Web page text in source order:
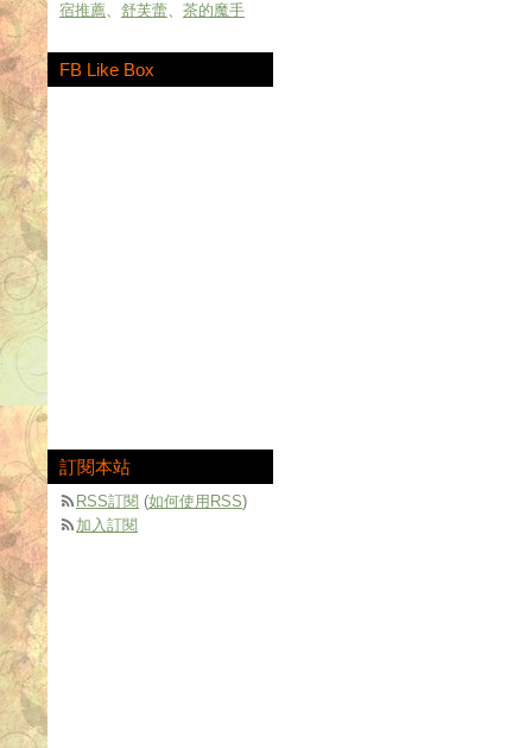
宿推薦、 舒芙蕾、 茶的魔手
FB Like Box
訂閱本站
RSS訂閱 (如何使用RSS)
加入訂閱